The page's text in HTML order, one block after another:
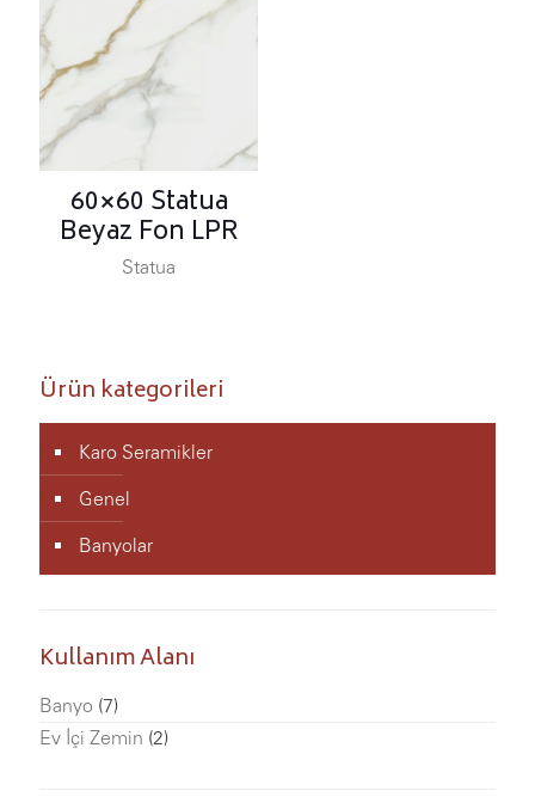
60×60 Statua
Beyaz Fon LPR
Statua
Ürün kategorileri
Karo Seramikler
Genel
Banyolar
Kullanım Alanı
Banyo (7)
Ev İçi Zemin (2)